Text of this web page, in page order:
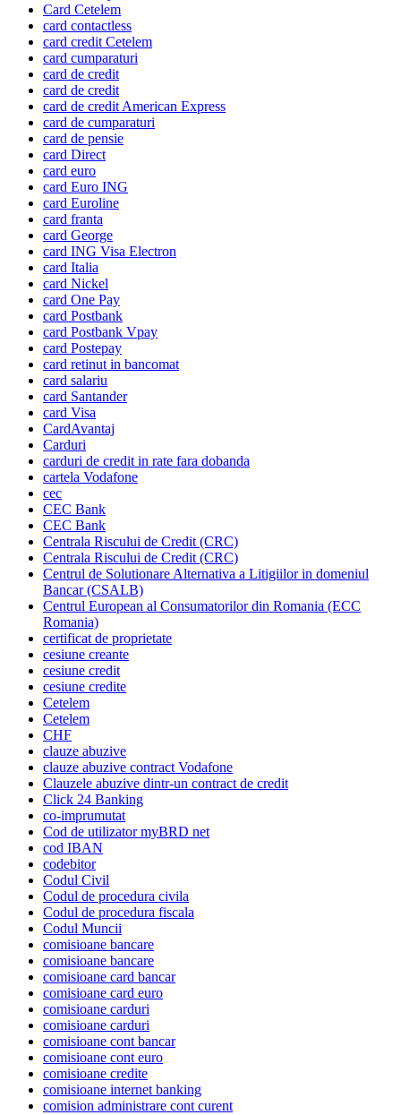
Card Cetelem
card contactless
card credit Cetelem
card cumparaturi
card de credit
card de credit
card de credit American Express
card de cumparaturi
card de pensie
card Direct
card euro
card Euro ING
card Euroline
card franta
card George
card ING Visa Electron
card Italia
card Nickel
card One Pay
card Postbank
card Postbank Vpay
card Postepay
card retinut in bancomat
card salariu
card Santander
card Visa
CardAvantaj
Carduri
carduri de credit in rate fara dobanda
cartela Vodafone
cec
CEC Bank
CEC Bank
Centrala Riscului de Credit (CRC)
Centrala Riscului de Credit (CRC)
Centrul de Solutionare Alternativa a Litigiilor in domeniul
Bancar (CSALB)
Centrul European al Consumatorilor din Romania (ECC
Romania)
certificat de proprietate
cesiune creante
cesiune credit
cesiune credite
Cetelem
Cetelem
CHF
clauze abuzive
clauze abuzive contract Vodafone
Clauzele abuzive dintr-un contract de credit
Click 24 Banking
co-imprumutat
Cod de utilizator myBRD net
cod IBAN
codebitor
Codul Civil
Codul de procedura civila
Codul de procedura fiscala
Codul Muncii
comisioane bancare
comisioane bancare
comisioane card bancar
comisioane card euro
comisioane carduri
comisioane carduri
comisioane cont bancar
comisioane cont euro
comisioane credite
comisioane internet banking
comision administrare cont curent